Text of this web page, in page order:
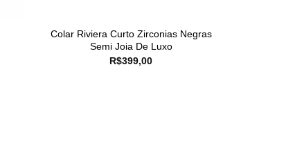
Colar Riviera Curto Zirconias Negras
Semi Joia De Luxo
R$399,00